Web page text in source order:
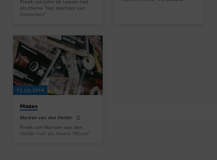
Preek van John de Leeuw met
als thema “Het slechten van
bolwerken”
13 JUL 2014
Mozes
Martien van den Helder
Preek van Martien van den
Helder met als thema “Mozes”